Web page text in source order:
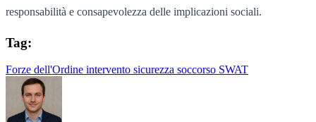
responsabilità e consapevolezza delle implicazioni sociali.
Tag:
Forze dell'Ordine intervento sicurezza soccorso SWAT